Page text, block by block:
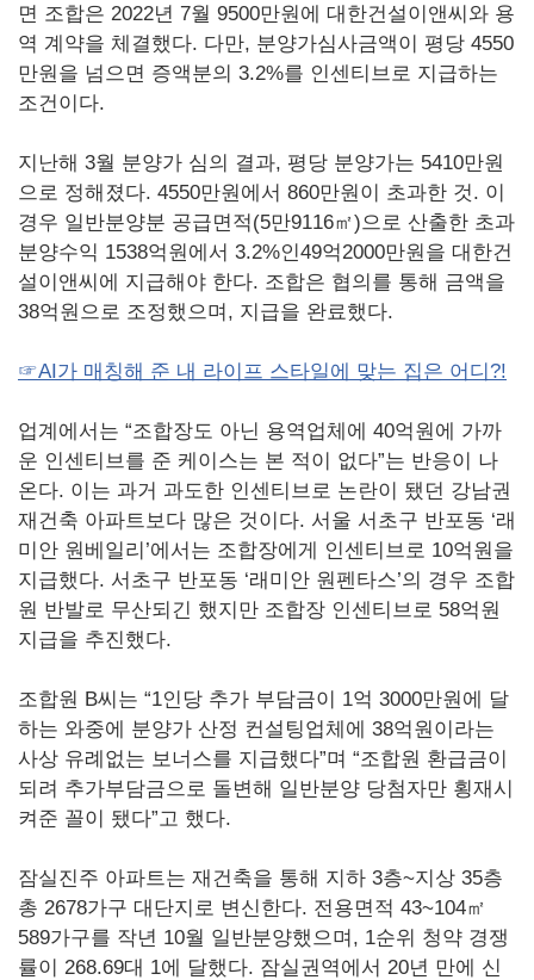
면 조합은 2022년 7월 9500만원에 대한건설이앤씨와 용
역 계약을 체결했다. 다만, 분양가심사금액이 평당 4550
만원을 넘으면 증액분의 3.2%를 인센티브로 지급하는
조건이다.
지난해 3월 분양가 심의 결과, 평당 분양가는 5410만원
으로 정해졌다. 4550만원에서 860만원이 초과한 것. 이
경우 일반분양분 공급면적(5만9116㎡)으로 산출한 초과
분양수익 1538억원에서 3.2%인49억2000만원을 대한건
설이앤씨에 지급해야 한다. 조합은 협의를 통해 금액을
38억원으로 조정했으며, 지급을 완료했다.
☞AI가 매칭해 준 내 라이프 스타일에 맞는 집은 어디?!
업계에서는 “조합장도 아닌 용역업체에 40억원에 가까
운 인센티브를 준 케이스는 본 적이 없다”는 반응이 나
온다. 이는 과거 과도한 인센티브로 논란이 됐던 강남권
재건축 아파트보다 많은 것이다. 서울 서초구 반포동 ‘래
미안 원베일리’에서는 조합장에게 인센티브로 10억원을
지급했다. 서초구 반포동 ‘래미안 원펜타스’의 경우 조합
원 반발로 무산되긴 했지만 조합장 인센티브로 58억원
지급을 추진했다.
조합원 B씨는 “1인당 추가 부담금이 1억 3000만원에 달
하는 와중에 분양가 산정 컨설팅업체에 38억원이라는
사상 유례없는 보너스를 지급했다”며 “조합원 환급금이
되려 추가부담금으로 돌변해 일반분양 당첨자만 횡재시
켜준 꼴이 됐다”고 했다.
잠실진주 아파트는 재건축을 통해 지하 3층~지상 35층
총 2678가구 대단지로 변신한다. 전용면적 43~104㎡
589가구를 작년 10월 일반분양했으며, 1순위 청약 경쟁
률이 268.69대 1에 달했다. 잠실권역에서 20년 만에 신